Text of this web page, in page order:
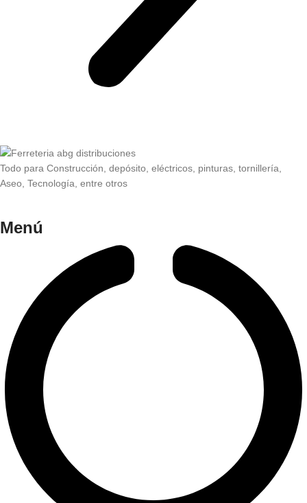
Todo para Construcción, depósito, eléctricos, pinturas, tornillería,
Aseo, Tecnología, entre otros
Menú